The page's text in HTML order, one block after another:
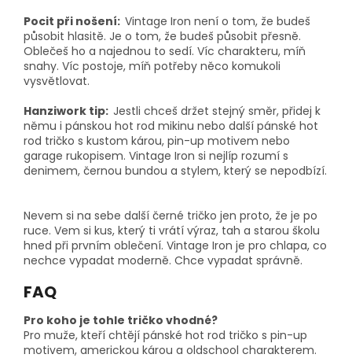
Pocit při nošení: Vintage Iron není o tom, že budeš
působit hlasitě. Je o tom, že budeš působit přesně.
Oblečeš ho a najednou to sedí. Víc charakteru, míň
snahy. Víc postoje, míň potřeby něco komukoli
vysvětlovat.
Hanziwork tip: Jestli chceš držet stejný směr, přidej k
němu i pánskou hot rod mikinu nebo další pánské hot
rod tričko s kustom károu, pin-up motivem nebo
garage rukopisem. Vintage Iron si nejlíp rozumí s
denimem, černou bundou a stylem, který se nepodbízí.
Nevem si na sebe další černé tričko jen proto, že je po
ruce. Vem si kus, který ti vrátí výraz, tah a starou školu
hned při prvním oblečení. Vintage Iron je pro chlapa, co
nechce vypadat moderně. Chce vypadat správně.
FAQ
Pro koho je tohle tričko vhodné?
Pro muže, kteří chtějí pánské hot rod tričko s pin-up
motivem, americkou károu a oldschool charakterem.